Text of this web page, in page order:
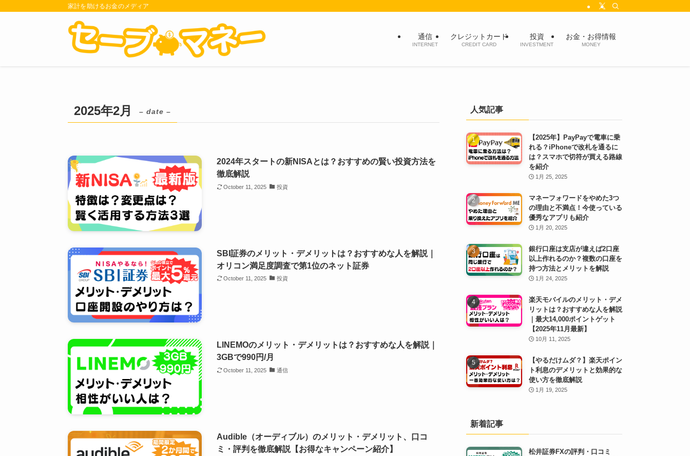
家計を助けるお金のメディア
通信
INTERNET
クレジットカード
CREDIT CARD
投資
INVESTMENT
お金・お得情報
MONEY
2025年2月 – date –
2024年スタートの新NISAとは？おすすめの賢い投資方法を
徹底解説
October 11, 2025 投資
SBI証券のメリット・デメリットは？おすすめな人を解説｜
オリコン満足度調査で第1位のネット証券
October 11, 2025 投資
LINEMOのメリット・デメリットは？おすすめな人を解説｜
3GBで990円/月
October 11, 2025 通信
Audible（オーディブル）のメリット・デメリット、口コ
ミ・評判を徹底解説【お得なキャンペーン紹介】
人気記事
【2025年】PayPayで電車に乗
れる？iPhoneで改札を通るに
は？スマホで切符が買える路線
を紹介
1月 25, 2025
マネーフォワードをやめた3つ
の理由と不満点！今使っている
優秀なアプリも紹介
1月 20, 2025
銀行口座は支店が違えば2口座
以上作れるのか？複数の口座を
持つ方法とメリットを解説
1月 24, 2025
楽天モバイルのメリット・デメ
リットは？おすすめな人を解説
｜最大14,000ポイントゲット
【2025年11月最新】
10月 11, 2025
【やるだけムダ？】楽天ポイン
ト利息のデメリットと効果的な
使い方を徹底解説
1月 19, 2025
新着記事
松井証券FXの評判・口コミ